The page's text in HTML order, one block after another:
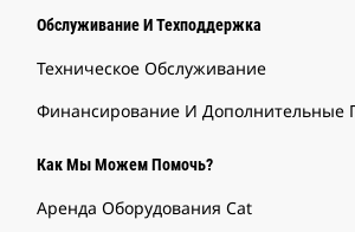
Обслуживание И Техподдержка
Техническое Обслуживание
Финансирование И Дополнительные
Как Мы Можем Помочь?
Аренда Оборудования Cat